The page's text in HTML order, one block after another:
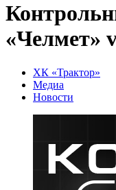
«Челмет»
ХК «Трактор»
Медиа
Новости